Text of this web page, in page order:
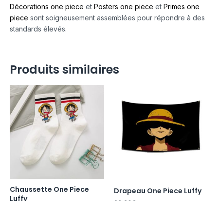
Décorations one piece et Posters one piece et Primes one
piece sont soigneusement assemblées pour répondre à des
standards élevés.
Produits similaires
Chaussette One Piece
Luffy
Drapeau One Piece Luffy